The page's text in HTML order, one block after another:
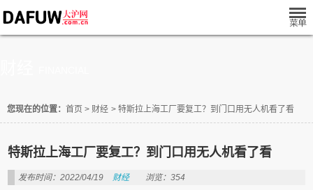
您现在的位置： 首页 > 财经 > 特斯拉上海工厂要复工？到门口用无人机看了看
特斯拉上海工厂要复工？到门口用无人机看了看
发布时间：2022/04/19 财经 浏览：354